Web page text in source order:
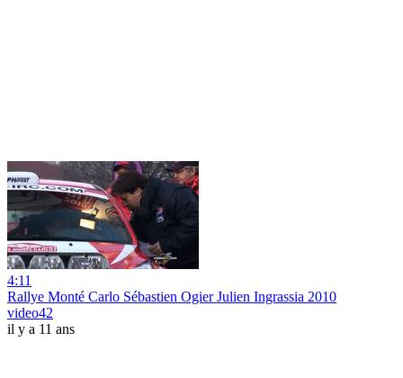
4:11
Rallye Monté Carlo Sébastien Ogier Julien Ingrassia 2010
video42
il y a 11 ans